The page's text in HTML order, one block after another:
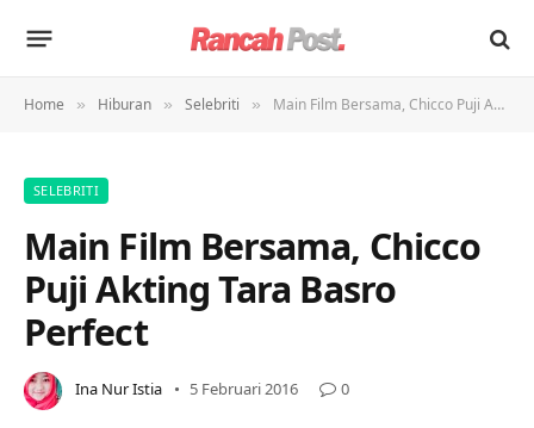
Home » Hiburan » Selebriti » Main Film Bersama, Chicco Puji Akting Tara Basro Perfect
SELEBRITI
Main Film Bersama, Chicco
Puji Akting Tara Basro
Perfect
Ina Nur Istia 5 Februari 2016 0